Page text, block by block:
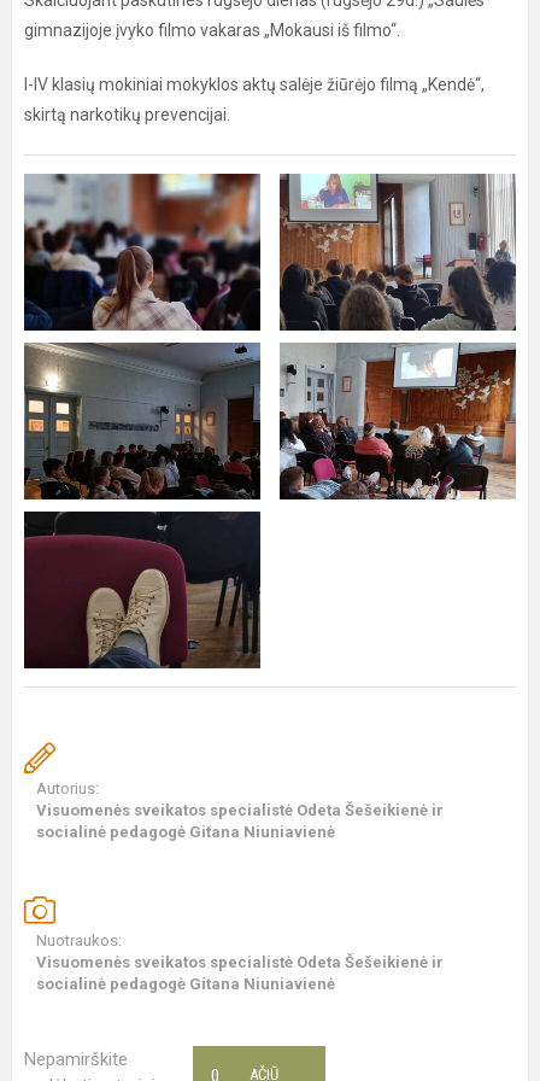
gimnazijoje įvyko filmo vakaras „Mokausi iš filmo“.
I-IV klasių mokiniai mokyklos aktų salėje žiūrėjo filmą „Kendė“,
skirtą narkotikų prevencijai.
Autorius:
Visuomenės sveikatos specialistė Odeta Šešeikienė ir
socialinė pedagogė Gitana Niuniavienė
Nuotraukos:
Visuomenės sveikatos specialistė Odeta Šešeikienė ir
socialinė pedagogė Gitana Niuniavienė
Nepamirškite
AČIŪ
0